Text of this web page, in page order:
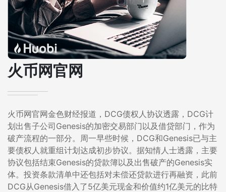
火币网官网
火币网官网金色财经报道，DCG债权人协议透露，DCG计
划出售子公司Genesis的加密交易部门以及借贷部门，作为
破产流程的一部分。周一早些时候，DCG和Genesis已与主
要债权人就重组计划达成初步协议。据知情人士透露，主要
协议包括结束Genesis的贷款簿以及出售破产的Genesis实
体。投资条款清单中还包括对未偿还贷款进行再融资，此前
DCG从Genesis借入了5亿美元现金和价值约1亿美元的比特